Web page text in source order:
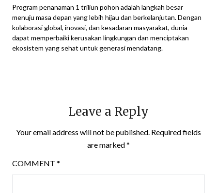
Program penanaman 1 triliun pohon adalah langkah besar
menuju masa depan yang lebih hijau dan berkelanjutan. Dengan
kolaborasi global, inovasi, dan kesadaran masyarakat, dunia
dapat memperbaiki kerusakan lingkungan dan menciptakan
ekosistem yang sehat untuk generasi mendatang.
Leave a Reply
Your email address will not be published. Required fields
are marked*
COMMENT *